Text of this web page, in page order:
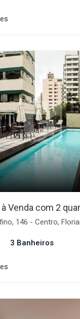
Venda com 2
146 - Centro,
3 Banheiros